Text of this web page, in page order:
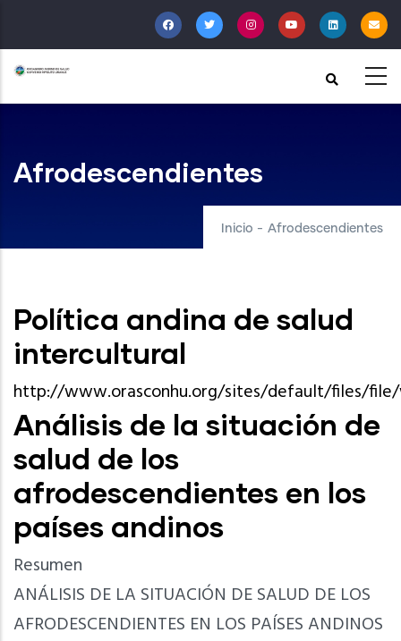
al
contenido
principal
Afrodescendientes
Inicio - Afrodescendientes
Política andina de salud
intercultural
http://www.orasconhu.org/sites/default/files/
Análisis de la situación de
salud de los
afrodescendientes en los
países andinos
Resumen
ANÁLISIS DE LA SITUACIÓN DE SALUD DE LOS
AFRODESCENDIENTES EN LOS PAÍSES ANDINOS